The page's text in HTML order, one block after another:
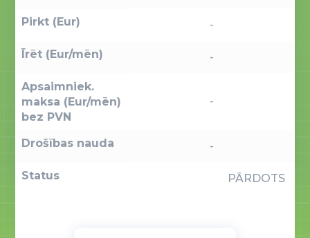
Pirkt (Eur) -
Īrēt (Eur/mēn) -
Apsaimniek.
maksa (Eur/mēn)
bez PVN
-
Drošības nauda -
Status PĀRDOTS